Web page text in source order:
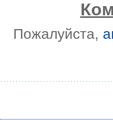
Пожалуйста,